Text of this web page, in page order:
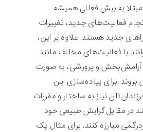
مبتلا به بیش فعالی همیشه
فعالیت‌های جدید، تغییرات
جدید هستند. علاوه بر این،
با فعالیت‌های مخالف مانند
و پرورشی، به صورت
برای پیاده‌سازی این
نیاز به ساختار و مقررات
در مقابل گرایش طبیعی خود
مبارزه کنند. برای مثال یک